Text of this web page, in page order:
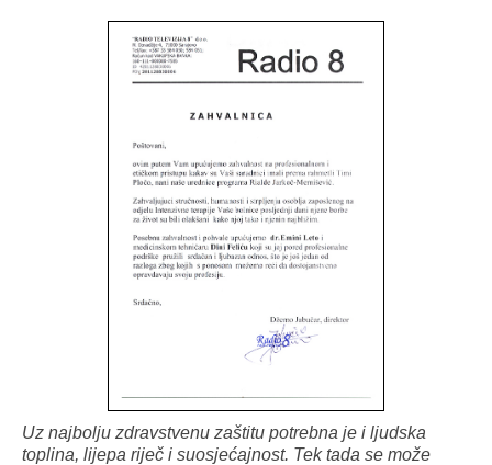
Uz najbolju zdravstvenu zaštitu potrebna je i ljudska
toplina, lijepa riječ i suosjećajnost. Tek tada se može